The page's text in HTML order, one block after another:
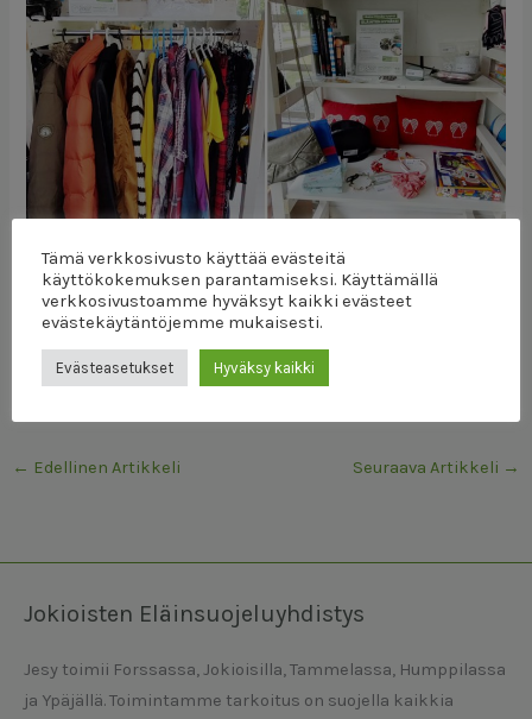
← Edellinen Artikkeli Seuraava Artikkeli →
Jokioisten Eläinsuojeluyhdistys
Jesy toimii Forssassa, Jokioisilla, Tammelassa, Humppilassa
ja Ypäjällä. Toimintamme tarkoitus on suojella kaikkia
Tämä verkkosivusto käyttää evästeitä
käyttökokemuksen parantamiseksi. Käyttämällä
verkkosivustoamme hyväksyt kaikki evästeet
evästekäytäntöjemme mukaisesti.
Evästeasetukset Hyväksy kaikki